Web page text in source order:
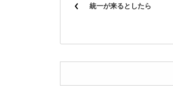
統一が来るとしたら